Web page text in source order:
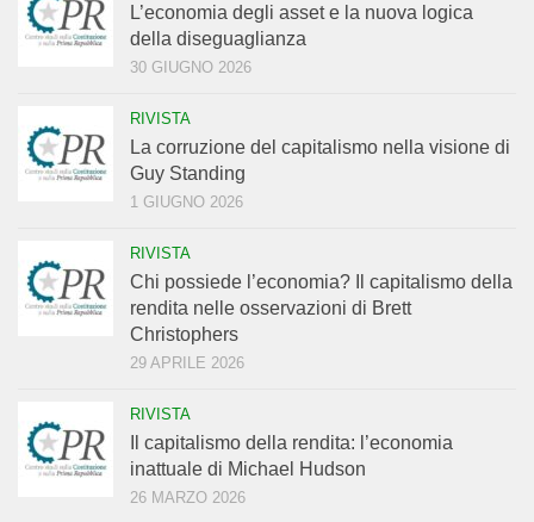
L’economia degli asset e la nuova logica
della diseguaglianza
30 GIUGNO 2026
RIVISTA
La corruzione del capitalismo nella visione di
Guy Standing
1 GIUGNO 2026
RIVISTA
Chi possiede l’economia? Il capitalismo della
rendita nelle osservazioni di Brett
Christophers
29 APRILE 2026
RIVISTA
Il capitalismo della rendita: l’economia
inattuale di Michael Hudson
26 MARZO 2026